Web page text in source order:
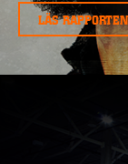
LÄS RAPPORTEN